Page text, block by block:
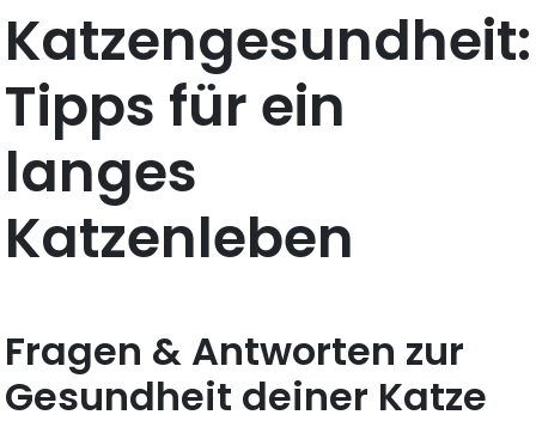
Katzengesundheit:
Tipps für ein
langes
Katzenleben
Fragen & Antworten zur
Gesundheit deiner Katze